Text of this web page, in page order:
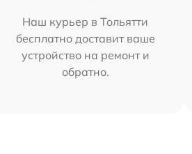
Наш курьер в Тольятти
бесплатно доставит ваше
устройство на ремонт и
обратно.